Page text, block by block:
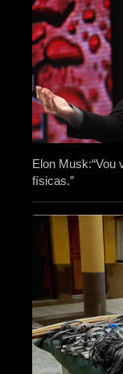
Elon Musk:“Vou
físicas.”